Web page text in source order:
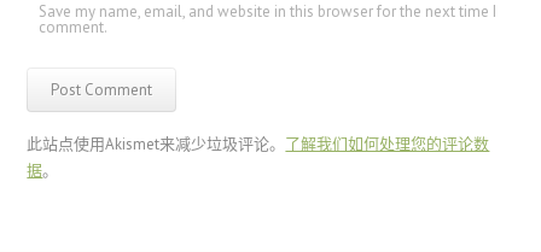
Save my name, email, and website in this browser for the next time I
comment.
此站点使用Akismet来减少垃圾评论。 了解我们如何处理您的评论数
据。